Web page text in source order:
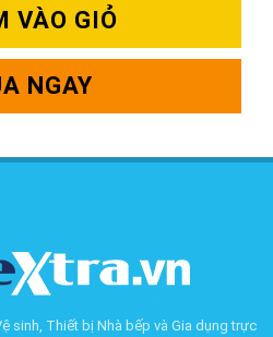
VÀO GIỎ
NGAY
sinh, Thiết bị Nhà bếp và Gia dụng trực